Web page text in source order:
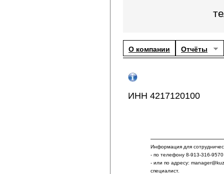
О компании Отчёты
ИНН 4217120100
Информация для
- по телефону 8-913-316-9570
- или по адресу:
специалист.